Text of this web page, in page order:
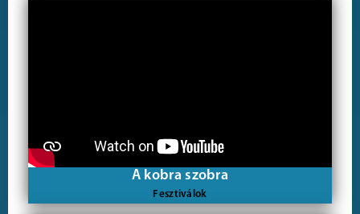
A kobra szobra
Fesztiválok